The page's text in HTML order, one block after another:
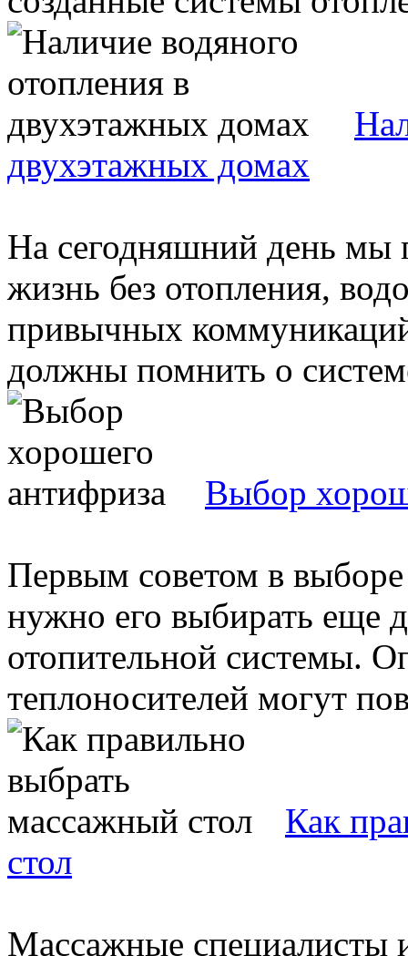
двухэтажных домах
На сегодняшний день мы
жизнь без отопления,
привычных
должны помнить о
Выбор
Первым советом в
нужно его выбирать еще
отопительной системы.
теплоносителей могут
Как
стол
Массажные специалисты